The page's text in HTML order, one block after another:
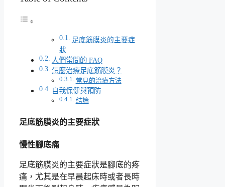
足底筋膜炎的主要症
狀
人們常問的 FAQ
怎麼治療足底筋膜炎？
常見的治療方法
自我保健與預防
結論
足底筋膜炎的主要症狀
慢性腳底痛
足底筋膜炎的主要症狀是腳底的疼
痛，尤其是在早晨起床時或者長時